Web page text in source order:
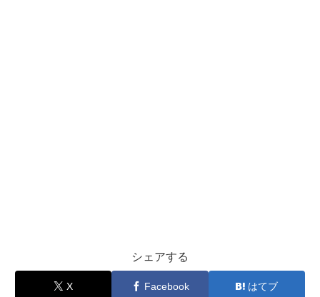
シェアする
X Facebook はてブ